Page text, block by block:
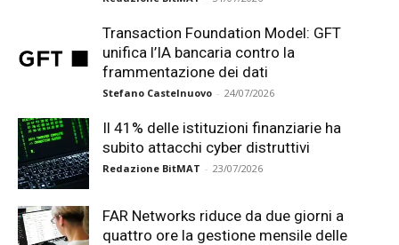
Transaction Foundation Model: GFT
unifica l’IA bancaria contro la
frammentazione dei dati
Stefano Castelnuovo - 24/07/2026
Il 41% delle istituzioni finanziarie ha
subito attacchi cyber distruttivi
Redazione BitMAT - 23/07/2026
FAR Networks riduce da due giorni a
quattro ore la gestione mensile delle